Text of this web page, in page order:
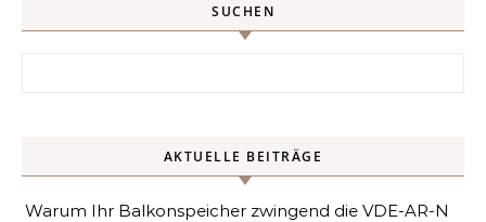
SUCHEN
AKTUELLE BEITRÄGE
Warum Ihr Balkonspeicher zwingend die VDE-AR-N